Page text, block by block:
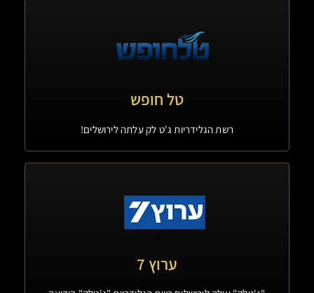
טל חופש
רשת הגלידריות ג'ט לק עלתה לירושלים!
ערוץ 7